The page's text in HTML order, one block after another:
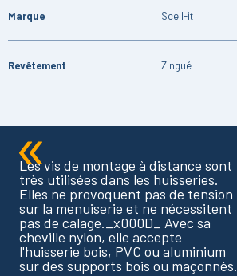
Marque Scell-it
Revêtement Zingué
Les vis de montage à distance sont
très utilisées dans les huisseries.
Elles ne provoquent pas de tension
sur la menuiserie et ne nécessitent
pas de calage._x000D_ Avec sa
cheville nylon, elle accepte
l'huisserie bois, PVC ou aluminium
sur des supports bois ou maçonnés.